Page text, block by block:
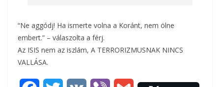
“Ne aggódj! Ha ismerte volna a Koránt, nem ölne
embert.” – válaszolta a férj.
Az ISIS nem az iszlám, A TERRORIZMUSNAK NINCS
VALLÁSA.